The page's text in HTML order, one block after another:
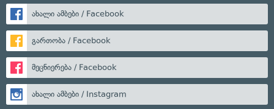
ახალი ამბები / Facebook
გართობა / Facebook
მეცნიერება / Facebook
ახალი ამბები / Instagram